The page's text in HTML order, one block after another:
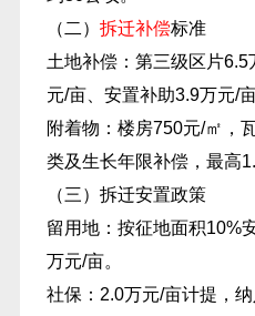
（二） 拆迁补偿标准
土地补偿：第三级区片
元/亩、安置补助3.9万元/亩
附着物：楼房750元/㎡，
类及生长年限补偿，最高
（三）拆迁安置政策
留用地：按征地面积10%
万元/亩。
社保：2.0万元/亩计提，